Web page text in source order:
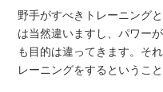
野手がすべきトレーニング
は当然違いますし、パワー
も目的は違ってきます。そ
レーニングをするということ